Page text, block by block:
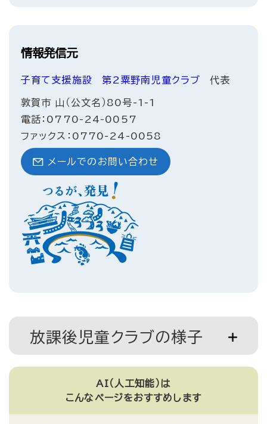
情報発信元
子育て支援施設 第2粟野南児童クラブ 代表
敦賀市 山（公文名）80号-1-1
電話：0770-24-0057
ファックス：0770-24-0058
メールでのお問い合わせ
放課後児童クラブの様子
AI（人工知能）は
こんなページをおすすめします